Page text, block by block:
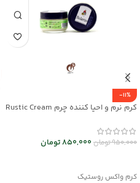
-11%
کرم نرم و احیا کننده چرم Rustic Cream
950,000تومان850,000تومان
کرم واکس روستیک